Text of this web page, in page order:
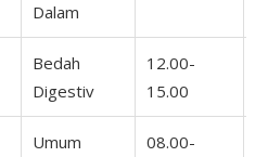
Dalam
Bedah
Digestiv
12.00-
15.00
Umum
08.00-